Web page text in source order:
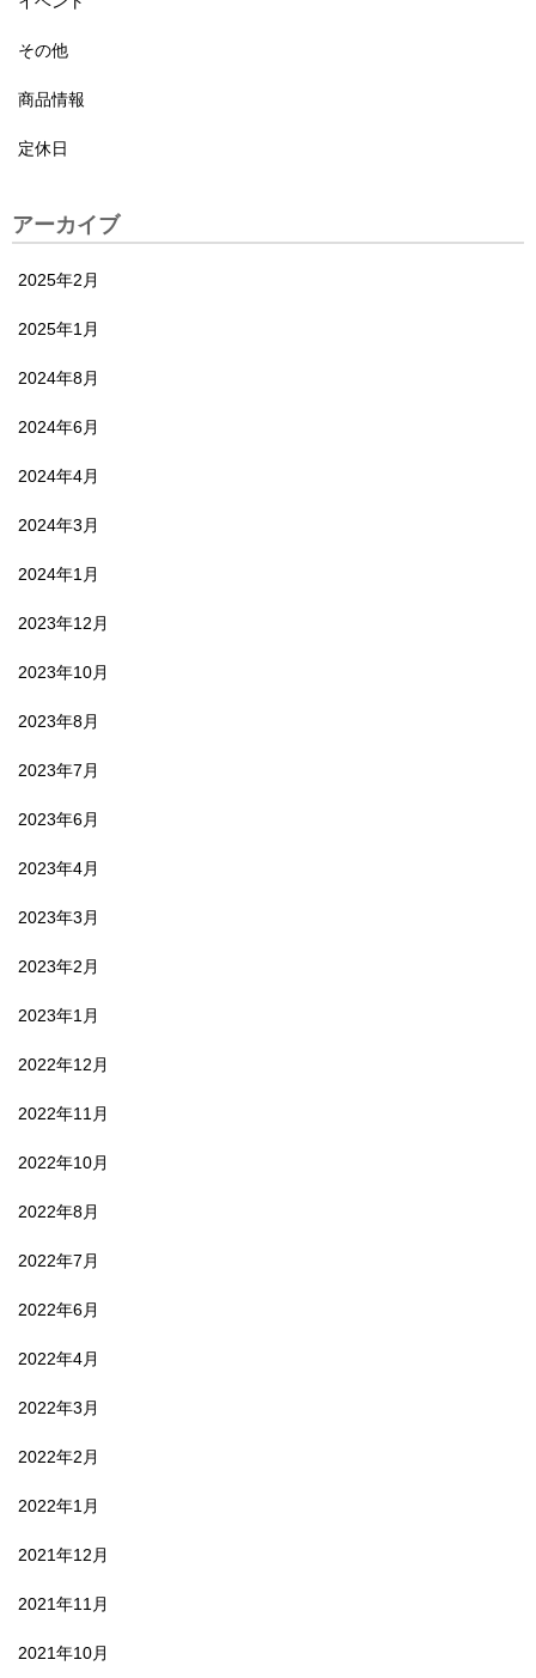
その他
商品情報
定休日
アーカイブ
2025年2月
2025年1月
2024年8月
2024年6月
2024年4月
2024年3月
2024年1月
2023年12月
2023年10月
2023年8月
2023年7月
2023年6月
2023年4月
2023年3月
2023年2月
2023年1月
2022年12月
2022年11月
2022年10月
2022年8月
2022年7月
2022年6月
2022年4月
2022年3月
2022年2月
2022年1月
2021年12月
2021年11月
2021年10月